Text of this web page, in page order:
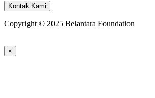
Kontak Kami
Copyright © 2025 Belantara Foundation
×